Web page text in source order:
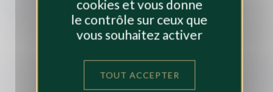
cookies et vous donne
le contrôle sur ceux que
vous souhaitez activer
TOUT ACCEPTER